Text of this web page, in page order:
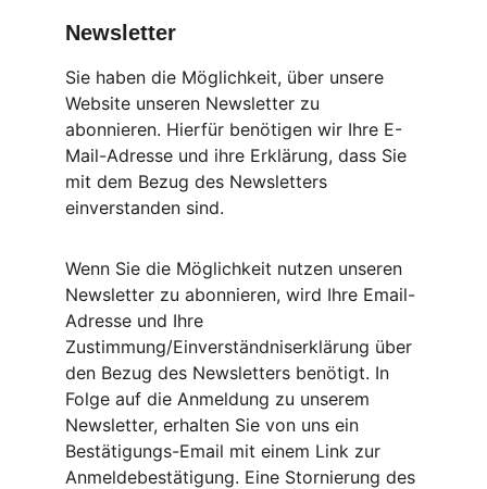
Newsletter
Sie haben die Möglichkeit, über unsere
Website unseren Newsletter zu
abonnieren. Hierfür benötigen wir Ihre E-
Mail-Adresse und ihre Erklärung, dass Sie
mit dem Bezug des Newsletters
einverstanden sind.
Wenn Sie die Möglichkeit nutzen unseren
Newsletter zu abonnieren, wird Ihre Email-
Adresse und Ihre
Zustimmung/Einverständniserklärung über
den Bezug des Newsletters benötigt. In
Folge auf die Anmeldung zu unserem
Newsletter, erhalten Sie von uns ein
Bestätigungs-Email mit einem Link zur
Anmeldebestätigung. Eine Stornierung des